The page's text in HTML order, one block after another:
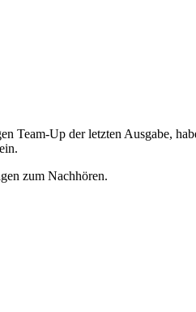
Team-Up der letzten Ausgabe,
zum Nachhören.